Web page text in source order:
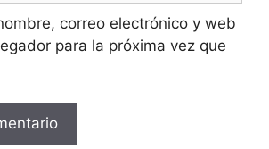
correo electrónico y web
para la próxima vez que